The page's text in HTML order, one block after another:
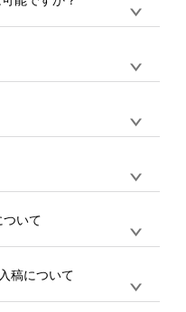
るエコバッグコンシェル
ルをご利用ください。製
多いほど、オンデマンド
で製作することが可能で
、JPG / PNG / AI / PSD /
データの最大サイズ
ド可能です。使用できな
ます。（※ Illustratorか
していません。AIで保存
らアップロードして下さ
ます。30個以上のご製
ポートが担当するエコバ
電話やFAX、メールなど
の場合は、製作数量が
ポート担当が、デザイ
サー
。(※ 30個以下の場合
ご利用ください)
配送業者・伝票番号を
しますので、直接配送業
整をお願い致します。
引(最大50%)が適用され
】購入金額の1％が1ポ
、次回ご注文時に1ポイ
いただけます。ポイン
付与され、次回ご注文時
いて
ラー生地（Tシャツのホ
のナチュラル、ホワイト
稿について